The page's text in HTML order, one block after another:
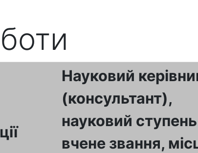
Науковий
(консультант),
науковий ступень
вчене звання,